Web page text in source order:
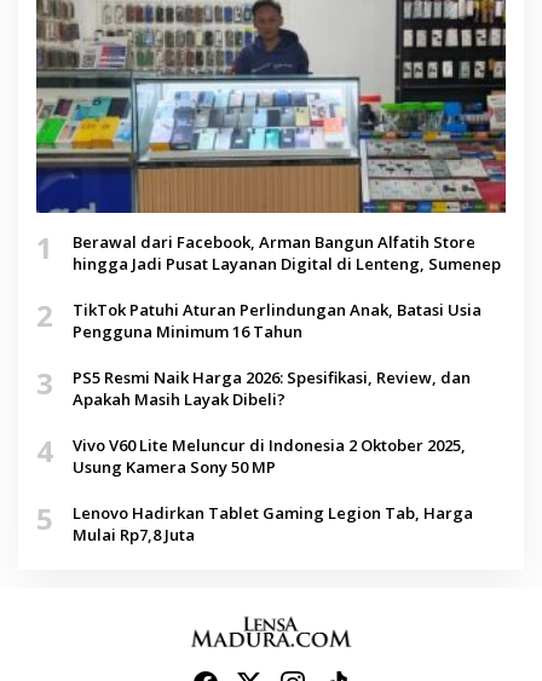
1
Berawal dari Facebook, Arman Bangun Alfatih Store
hingga Jadi Pusat Layanan Digital di Lenteng, Sumenep
2
TikTok Patuhi Aturan Perlindungan Anak, Batasi Usia
Pengguna Minimum 16 Tahun
3
PS5 Resmi Naik Harga 2026: Spesifikasi, Review, dan
Apakah Masih Layak Dibeli?
4
Vivo V60 Lite Meluncur di Indonesia 2 Oktober 2025,
Usung Kamera Sony 50 MP
5
Lenovo Hadirkan Tablet Gaming Legion Tab, Harga
Mulai Rp7,8 Juta